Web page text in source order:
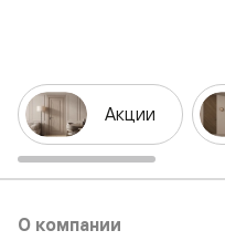
Акции
О компании